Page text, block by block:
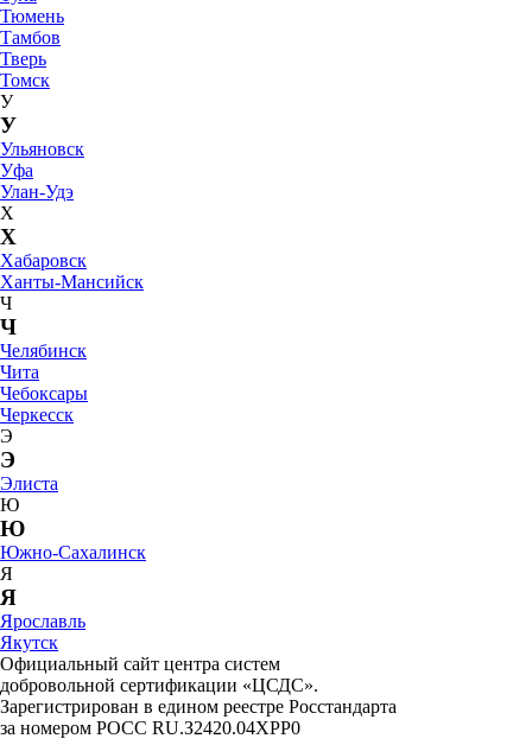
Тюмень
Тамбов
Тверь
Томск
У
У
Ульяновск
Уфа
Улан-Удэ
Х
Х
Хабаровск
Ханты-Мансийск
Ч
Ч
Челябинск
Чита
Чебоксары
Черкесск
Э
Э
Элиста
Ю
Ю
Южно-Сахалинск
Я
Я
Ярославль
Якутск
Официальный сайт центра систем
добровольной сертификации «ЦСДС».
Зарегистрирован в едином реестре Росстандарта
за номером РОСС RU.З2420.04ХРР0